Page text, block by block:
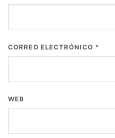
CORREO ELECTRÓNICO *
WEB